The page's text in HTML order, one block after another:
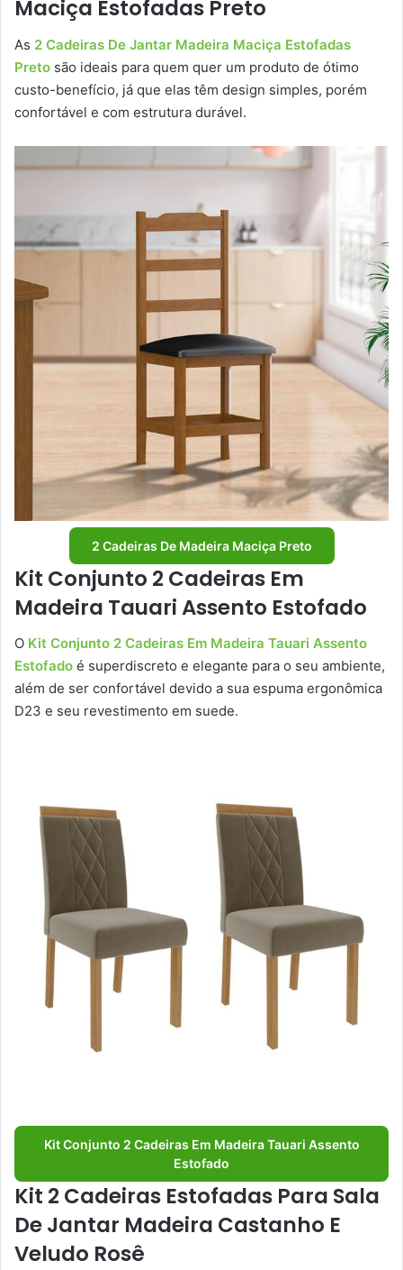
Maciça Estofadas Preto
As 2 Cadeiras De Jantar Madeira Maciça Estofadas
Preto são ideais para quem quer um produto de ótimo
custo-benefício, já que elas têm design simples, porém
confortável e com estrutura durável.
2 Cadeiras De Madeira Maciça Preto
Kit Conjunto 2 Cadeiras Em
Madeira Tauari Assento Estofado
O Kit Conjunto 2 Cadeiras Em Madeira Tauari Assento
Estofado é superdiscreto e elegante para o seu ambiente,
além de ser confortável devido a sua espuma ergonômica
D23 e seu revestimento em suede.
Kit Conjunto 2 Cadeiras Em Madeira Tauari Assento
Estofado
Kit 2 Cadeiras Estofadas Para Sala
De Jantar Madeira Castanho E
Veludo Rosê